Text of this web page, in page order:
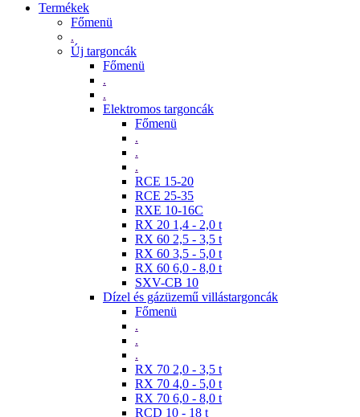
Termékek
Főmenü
.
Új targoncák
Főmenü
.
.
Elektromos targoncák
Főmenü
.
.
.
RCE 15-20
RCE 25-35
RXE 10-16C
RX 20 1,4 - 2,0 t
RX 60 2,5 - 3,5 t
RX 60 3,5 - 5,0 t
RX 60 6,0 - 8,0 t
SXV-CB 10
Dízel és gázüzemű villástargoncák
Főmenü
.
.
.
RX 70 2,0 - 3,5 t
RX 70 4,0 - 5,0 t
RX 70 6,0 - 8,0 t
RCD 10 - 18 t